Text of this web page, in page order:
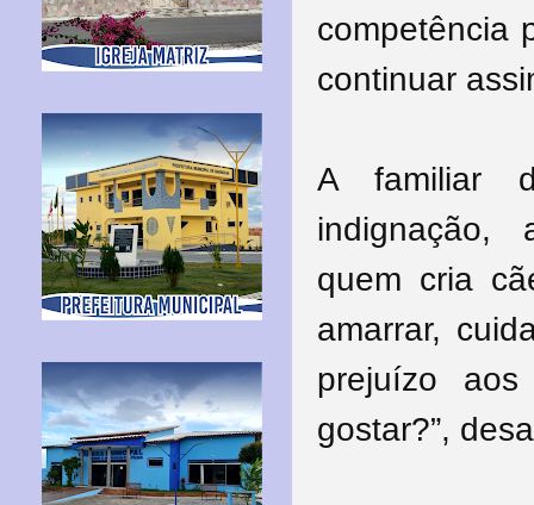
competência
continuar
A familiar
indignação,
quem cria
amarrar,
prejuízo
gostar?”,